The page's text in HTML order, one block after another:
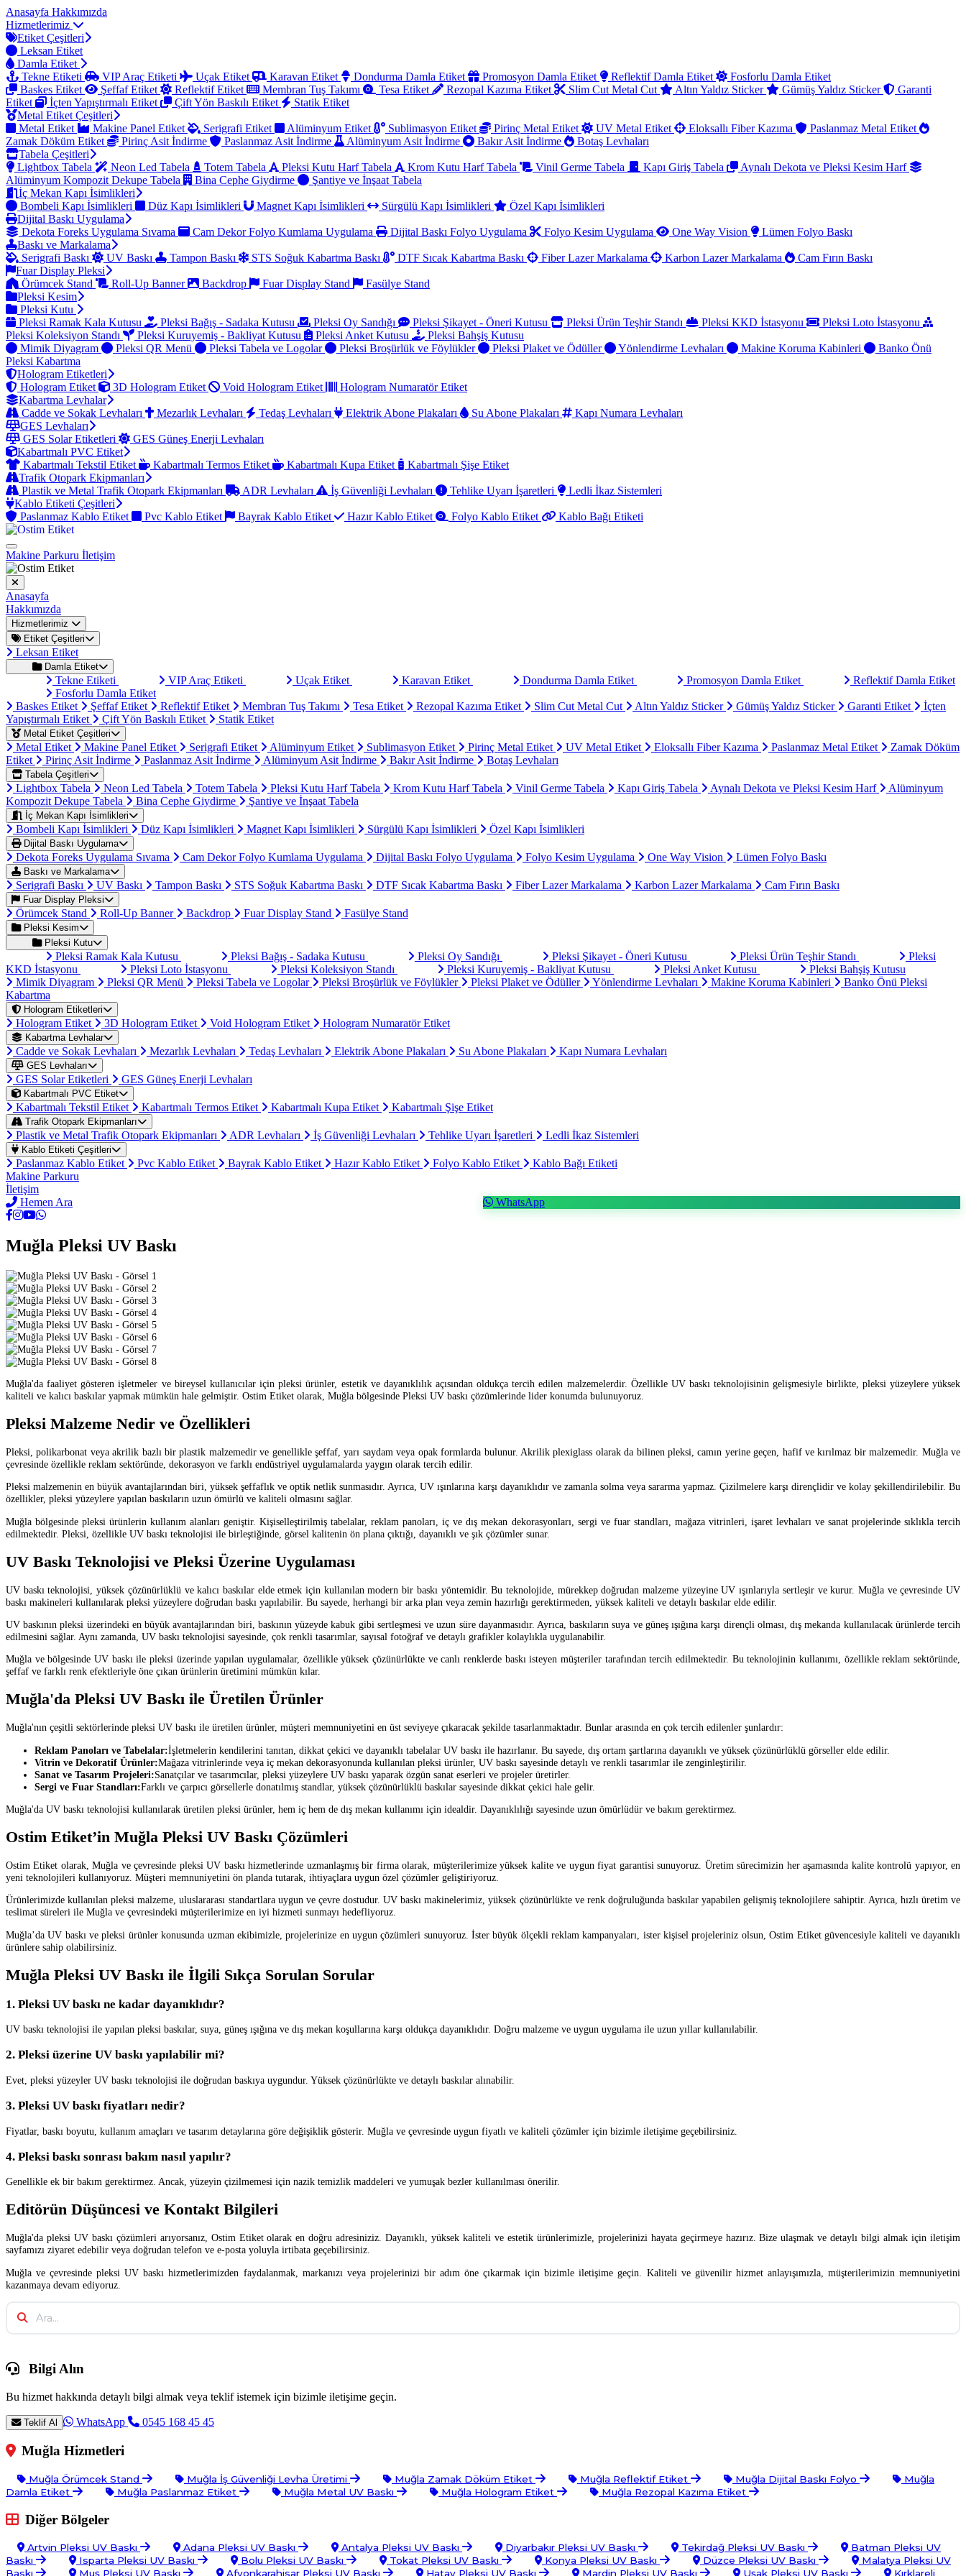
Anasayfa Hakkımızda
Hizmetlerimiz
Etiket Çeşitleri
Leksan Etiket
Damla Etiket
Tekne Etiketi
VIP Araç Etiketi Uçak Etiket Karavan Etiket Dondurma Damla Etiket Promosyon Damla Etiket Reflektif Damla Etiket
Fosforlu Damla Etiket
Baskes Etiket
Şeffaf Etiket Reflektif Etiket Membran Tuş Takımı Tesa Etiket Rezopal Kazıma Etiket Slim Cut Metal Cut Altın Yaldız Sticker Gümüş Yaldız Sticker
Garanti
Etiket
İçten Yapıştırmalı Etiket Çift Yön Baskılı Etiket
Statik Etiket
Metal Etiket Çeşitleri
Metal Etiket
Makine Panel Etiket Serigrafi Etiket Alüminyum Etiket Sublimasyon Etiket Pirinç Metal Etiket UV Metal Etiket Eloksallı Fiber Kazıma
Paslanmaz Metal Etiket
Zamak Döküm Etiket
Pirinç Asit İndirme Paslanmaz Asit İndirme Alüminyum Asit İndirme Bakır Asit İndirme
Botaş Levhaları
Tabela Çeşitleri
Lightbox Tabela
Neon Led Tabela Totem Tabela Pleksi Kutu Harf Tabela Krom Kutu Harf Tabela Vinil Germe Tabela Kapı Giriş Tabela
Aynalı Dekota ve Pleksi Kesim Harf
Alüminyum Kompozit Dekupe Tabela
Bina Cephe Giydirme
Şantiye ve İnşaat Tabela
İç Mekan Kapı İsimlikleri
Bombeli Kapı İsimlikleri
Düz Kapı İsimlikleri Magnet Kapı İsimlikleri Sürgülü Kapı İsimlikleri
Özel Kapı İsimlikleri
Dijital Baskı Uygulama
Dekota Foreks Uygulama Sıvama
Cam Dekor Folyo Kumlama Uygulama Dijital Baskı Folyo Uygulama Folyo Kesim Uygulama One Way Vision
Lümen Folyo Baskı
Baskı ve Markalama
Serigrafi Baskı
UV Baskı Tampon Baskı STS Soğuk Kabartma Baskı DTF Sıcak Kabartma Baskı Fiber Lazer Markalama Karbon Lazer Markalama
Cam Fırın Baskı
Fuar Display Pleksi
Örümcek Stand
Roll-Up Banner Backdrop Fuar Display Stand
Fasülye Stand
Pleksi Kesim
Pleksi Kutu
Pleksi Ramak Kala Kutusu
Pleksi Bağış - Sadaka Kutusu Pleksi Oy Sandığı Pleksi Şikayet - Öneri Kutusu Pleksi Ürün Teşhir Standı Pleksi KKD İstasyonu
Pleksi Loto İstasyonu
Pleksi Koleksiyon Standı
Pleksi Kuruyemiş - Bakliyat Kutusu Pleksi Anket Kutusu
Pleksi Bahşiş Kutusu
Mimik Diyagram
Pleksi QR Menü Pleksi Tabela ve Logolar Pleksi Broşürlük ve Föylükler Pleksi Plaket ve Ödüller Yönlendirme Levhaları Makine Koruma Kabinleri
Banko Önü
Pleksi Kabartma
Hologram Etiketleri
Hologram Etiket
3D Hologram Etiket Void Hologram Etiket
Hologram Numaratör Etiket
Kabartma Levhalar
Cadde ve Sokak Levhaları
Mezarlık Levhaları Tedaş Levhaları Elektrik Abone Plakaları Su Abone Plakaları
Kapı Numara Levhaları
GES Levhaları
GES Solar Etiketleri
GES Güneş Enerji Levhaları
Kabartmalı PVC Etiket
Kabartmalı Tekstil Etiket
Kabartmalı Termos Etiket Kabartmalı Kupa Etiket
Kabartmalı Şişe Etiket
Trafik Otopark Ekipmanları
Plastik ve Metal Trafik Otopark Ekipmanları
ADR Levhaları İş Güvenliği Levhaları Tehlike Uyarı İşaretleri
Ledli İkaz Sistemleri
Kablo Etiketi Çeşitleri
Paslanmaz Kablo Etiket
Pvc Kablo Etiket Bayrak Kablo Etiket Hazır Kablo Etiket Folyo Kablo Etiket Kablo Bağı Etiketi
Makine Parkuru İletişim
Anasayfa
Hakkımızda
Hizmetlerimiz
Etiket Çeşitleri
Leksan Etiket
Damla Etiket
Tekne Etiketi VIP Araç Etiketi Uçak Etiket Karavan Etiket Dondurma Damla Etiket Promosyon Damla Etiket
Reflektif Damla Etiket
Fosforlu Damla Etiket
Baskes Etiket
Şeffaf Etiket Reflektif Etiket Membran Tuş Takımı Tesa Etiket Rezopal Kazıma Etiket Slim Cut Metal Cut Altın Yaldız Sticker Gümüş Yaldız Sticker Garanti Etiket
İçten
Yapıştırmalı Etiket
Çift Yön Baskılı Etiket Statik Etiket
Metal Etiket Çeşitleri
Metal Etiket Makine Panel Etiket Serigrafi Etiket Alüminyum Etiket Sublimasyon Etiket Pirinç Metal Etiket UV Metal Etiket Eloksallı Fiber Kazıma Paslanmaz Metal Etiket
Zamak Döküm
Etiket
Pirinç Asit İndirme Paslanmaz Asit İndirme Alüminyum Asit İndirme Bakır Asit İndirme Botaş Levhaları
Tabela Çeşitleri
Lightbox Tabela Neon Led Tabela Totem Tabela Pleksi Kutu Harf Tabela Krom Kutu Harf Tabela Vinil Germe Tabela Kapı Giriş Tabela Aynalı Dekota ve Pleksi Kesim Harf
Alüminyum
Kompozit Dekupe Tabela
Bina Cephe Giydirme Şantiye ve İnşaat Tabela
İç Mekan Kapı İsimlikleri
Bombeli Kapı İsimlikleri Düz Kapı İsimlikleri Magnet Kapı İsimlikleri Sürgülü Kapı İsimlikleri Özel Kapı İsimlikleri
Dijital Baskı Uygulama
Dekota Foreks Uygulama Sıvama Cam Dekor Folyo Kumlama Uygulama Dijital Baskı Folyo Uygulama Folyo Kesim Uygulama One Way Vision Lümen Folyo Baskı
Baskı ve Markalama
Serigrafi Baskı UV Baskı Tampon Baskı STS Soğuk Kabartma Baskı DTF Sıcak Kabartma Baskı Fiber Lazer Markalama Karbon Lazer Markalama Cam Fırın Baskı
Fuar Display Pleksi
Örümcek Stand Roll-Up Banner Backdrop Fuar Display Stand Fasülye Stand
Pleksi Kesim
Pleksi Kutu
Pleksi Ramak Kala Kutusu Pleksi Bağış - Sadaka Kutusu Pleksi Oy Sandığı Pleksi Şikayet - Öneri Kutusu Pleksi Ürün Teşhir Standı
Pleksi
KKD İstasyonu
Pleksi Loto İstasyonu Pleksi Koleksiyon Standı Pleksi Kuruyemiş - Bakliyat Kutusu Pleksi Anket Kutusu
Pleksi Bahşiş Kutusu
Mimik Diyagram
Pleksi QR Menü Pleksi Tabela ve Logolar Pleksi Broşürlük ve Föylükler Pleksi Plaket ve Ödüller Yönlendirme Levhaları Makine Koruma Kabinleri
Banko Önü Pleksi
Kabartma
Hologram Etiketleri
Hologram Etiket 3D Hologram Etiket Void Hologram Etiket Hologram Numaratör Etiket
Kabartma Levhalar
Cadde ve Sokak Levhaları Mezarlık Levhaları Tedaş Levhaları Elektrik Abone Plakaları Su Abone Plakaları Kapı Numara Levhaları
GES Levhaları
GES Solar Etiketleri GES Güneş Enerji Levhaları
Kabartmalı PVC Etiket
Kabartmalı Tekstil Etiket Kabartmalı Termos Etiket Kabartmalı Kupa Etiket Kabartmalı Şişe Etiket
Trafik Otopark Ekipmanları
Plastik ve Metal Trafik Otopark Ekipmanları ADR Levhaları İş Güvenliği Levhaları Tehlike Uyarı İşaretleri Ledli İkaz Sistemleri
Kablo Etiketi Çeşitleri
Paslanmaz Kablo Etiket Pvc Kablo Etiket Bayrak Kablo Etiket Hazır Kablo Etiket Folyo Kablo Etiket
Kablo Bağı Etiketi
Makine Parkuru
İletişim
Hemen Ara
WhatsApp
Muğla Pleksi UV Baskı
Muğla'da faaliyet gösteren işletmeler ve bireysel kullanıcılar için pleksi ürünler, estetik ve dayanıklılık açısından oldukça tercih edilen malzemelerdir. Özellikle UV baskı teknolojisinin gelişmesiyle birlikte, pleksi yüzeylere yüksek
kaliteli ve kalıcı baskılar yapmak mümkün hale gelmiştir. Ostim Etiket olarak, Muğla bölgesinde Pleksi UV baskı çözümlerinde lider konumda bulunuyoruz.
Pleksi Malzeme Nedir ve Özellikleri
Pleksi, polikarbonat veya akrilik bazlı bir plastik malzemedir ve genellikle şeffaf, yarı saydam veya opak formlarda bulunur. Akrilik plexiglass olarak da bilinen pleksi, camın yerine geçen, hafif ve kırılmaz bir malzemedir. Muğla ve
çevresinde özellikle reklam sektöründe, dekorasyon ve farklı endüstriyel uygulamalarda yaygın olarak tercih edilir.
Pleksi malzemenin en büyük avantajlarından biri, yüksek şeffaflık ve optik netlik sunmasıdır. Ayrıca, UV ışınlarına karşı dayanıklıdır ve zamanla solma veya sararma yapmaz. Çizilmelere karşı dirençlidir ve kolay şekillendirilebilir. Bu
özellikler, pleksi yüzeylere yapılan baskıların uzun ömürlü ve kaliteli olmasını sağlar.
Muğla bölgesinde pleksi ürünlerin kullanım alanları geniştir. Kişiselleştirilmiş tabelalar, reklam panoları, iç ve dış mekan dekorasyonları, sergi ve fuar standları, mağaza vitrinleri, işaret levhaları ve sanat projelerinde sıklıkla tercih
edilmektedir. Pleksi, özellikle UV baskı teknolojisi ile birleştiğinde, görsel kalitenin ön plana çıktığı, dayanıklı ve şık çözümler sunar.
UV Baskı Teknolojisi ve Pleksi Üzerine Uygulaması
UV baskı teknolojisi, yüksek çözünürlüklü ve kalıcı baskılar elde etmek için kullanılan modern bir baskı yöntemidir. Bu teknolojide, mürekkep doğrudan malzeme yüzeyine UV ışınlarıyla sertleşir ve kurur. Muğla ve çevresinde UV
baskı makineleri kullanılarak pleksi yüzeylere doğrudan baskı yapılabilir. Bu sayede, herhangi bir arka plan veya zemin hazırlığı gerektirmeden, yüksek kaliteli ve detaylı baskılar elde edilir.
UV baskının pleksi üzerindeki en büyük avantajlarından biri, baskının yüzeyde kabuk gibi sertleşmesi ve uzun süre dayanmasıdır. Ayrıca, baskıların suya ve güneş ışığına karşı dirençli olması, dış mekanda kullanılacak ürünlerde tercih
edilmesini sağlar. Aynı zamanda, UV baskı teknolojisi sayesinde, çok renkli tasarımlar, sayısal fotoğraf ve detaylı grafikler kolaylıkla uygulanabilir.
Muğla ve bölgesinde UV baskı ile pleksi üzerinde yapılan uygulamalar, özellikle yüksek çözünürlükte ve canlı renklerde baskı isteyen müşteriler tarafından tercih edilmektedir. Bu teknolojinin kullanımı, özellikle reklam sektöründe,
şeffaf ve farklı renk efektleriyle öne çıkan ürünlerin üretimini mümkün kılar.
Muğla'da Pleksi UV Baskı ile Üretilen Ürünler
Muğla'nın çeşitli sektörlerinde pleksi UV baskı ile üretilen ürünler, müşteri memnuniyetini en üst seviyeye çıkaracak şekilde tasarlanmaktadır. Bunlar arasında en çok tercih edilenler şunlardır:
Reklam Panoları ve Tabelalar:İşletmelerin kendilerini tanıtan, dikkat çekici ve dayanıklı tabelalar UV baskı ile hazırlanır. Bu sayede, dış ortam şartlarına dayanıklı ve yüksek çözünürlüklü görseller elde edilir.
Vitrin ve Dekoratif Ürünler:Mağaza vitrinlerinde veya iç mekan dekorasyonunda kullanılan pleksi ürünler, UV baskı sayesinde detaylı ve renkli tasarımlar ile zenginleştirilir.
Sanat ve Tasarım Projeleri:Sanatçılar ve tasarımcılar, pleksi yüzeylere UV baskı yaparak özgün sanat eserleri ve projeler üretirler.
Sergi ve Fuar Standları:Farklı ve çarpıcı görsellerle donatılmış standlar, yüksek çözünürlüklü baskılar sayesinde dikkat çekici hale gelir.
Muğla'da UV baskı teknolojisi kullanılarak üretilen pleksi ürünler, hem iç hem de dış mekan kullanımı için idealdir. Dayanıklılığı sayesinde uzun ömürlüdür ve bakım gerektirmez.
Ostim Etiket’in Muğla Pleksi UV Baskı Çözümleri
Ostim Etiket olarak, Muğla ve çevresinde pleksi UV baskı hizmetlerinde uzmanlaşmış bir firma olarak, müşterilerimize yüksek kalite ve uygun fiyat garantisi sunuyoruz. Üretim sürecimizin her aşamasında kalite kontrolü yapıyor, en
yeni teknolojileri kullanıyoruz. Müşteri memnuniyetini ön planda tutarak, ihtiyaçlara uygun özel çözümler geliştiriyoruz.
Ürünlerimizde kullanılan pleksi malzeme, uluslararası standartlara uygun ve çevre dostudur. UV baskı makinelerimiz, yüksek çözünürlükte ve renk doğruluğunda baskılar yapabilen gelişmiş teknolojilere sahiptir. Ayrıca, hızlı üretim ve
teslimat süreleri ile Muğla ve çevresindeki müşterilerimize en iyi hizmeti sunmayı hedefliyoruz.
Muğla’da UV baskı ve pleksi ürünler konusunda uzman ekibimizle, projelerinize en uygun çözümleri sunuyoruz. İster büyük ölçekli reklam kampanyaları, ister kişisel projeleriniz olsun, Ostim Etiket güvencesiyle kaliteli ve dayanıklı
ürünlere sahip olabilirsiniz.
Muğla Pleksi UV Baskı ile İlgili Sıkça Sorulan Sorular
1. Pleksi UV baskı ne kadar dayanıklıdır?
UV baskı teknolojisi ile yapılan pleksi baskılar, suya, güneş ışığına ve dış mekan koşullarına karşı oldukça dayanıklıdır. Doğru malzeme ve uygun uygulama ile uzun yıllar kullanılabilir.
2. Pleksi üzerine UV baskı yapılabilir mi?
Evet, pleksi yüzeyler UV baskı teknolojisi ile doğrudan baskıya uygundur. Yüksek çözünürlükte ve detaylı baskılar alınabilir.
3. Pleksi UV baskı fiyatları nedir?
Fiyatlar, baskı boyutu, kullanım amaçları ve tasarım detaylarına göre değişiklik gösterir. Muğla ve çevresinde uygun fiyatlı ve kaliteli çözümler için bizimle iletişime geçebilirsiniz.
4. Pleksi baskı sonrası bakım nasıl yapılır?
Genellikle ek bir bakım gerektirmez. Ancak, yüzeyin çizilmemesi için nazik temizlik maddeleri ve yumuşak bezler kullanılması önerilir.
Editörün Düşüncesi ve Kontakt Bilgileri
Muğla'da pleksi UV baskı çözümleri arıyorsanız, Ostim Etiket olarak en doğru adresiniziz. Dayanıklı, yüksek kaliteli ve estetik ürünlerimizle, projelerinizi hayata geçirmeye hazırız. Bize ulaşmak ve detaylı bilgi almak için iletişim
sayfamızı ziyaret edebilir veya doğrudan telefon ve e-posta yoluyla irtibata geçebilirsiniz.
Muğla ve çevresinde pleksi UV baskı hizmetlerimizden faydalanmak, markanızı veya projelerinizi bir adım öne çıkarmak için bizimle iletişime geçin. Kaliteli ve güvenilir hizmet anlayışımızla, müşterilerimizin memnuniyetini
kazanmaya devam ediyoruz.
Bilgi Alın
Bu hizmet hakkında detaylı bilgi almak veya teklif istemek için bizimle iletişime geçin.
Teklif Al WhatsApp 0545 168 45 45
Muğla Hizmetleri
Muğla Örümcek Stand Muğla İş Güvenliği Levha Üretimi Muğla Zamak Döküm Etiket Muğla Reflektif Etiket Muğla Dijital Baskı Folyo
Muğla
Damla Etiket
Muğla Paslanmaz Etiket Muğla Metal UV Baskı Muğla Hologram Etiket Muğla Rezopal Kazıma Etiket
Diğer Bölgeler
Artvin Pleksi UV Baskı Adana Pleksi UV Baskı Antalya Pleksi UV Baskı Diyarbakır Pleksi UV Baskı Tekirdağ Pleksi UV Baskı
Batman Pleksi UV
Baskı
Isparta Pleksi UV Baskı Bolu Pleksi UV Baskı Tokat Pleksi UV Baskı Konya Pleksi UV Baskı Düzce Pleksi UV Baskı
Malatya Pleksi UV
Baskı
Muş Pleksi UV Baskı Afyonkarahisar Pleksi UV Baskı Hatay Pleksi UV Baskı Mardin Pleksi UV Baskı Uşak Pleksi UV Baskı Kırklareli